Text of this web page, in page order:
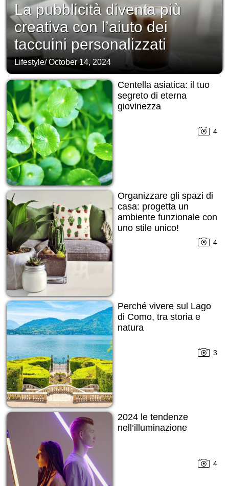
La pubblicità diventa più
creativa con l’aiuto dei
taccuini personalizzati
Lifestyle/October 14, 2024
Centella asiatica: il tuo
segreto di eterna
giovinezza
4
Organizzare gli spazi di
casa: progetta un
ambiente funzionale con
uno stile unico!
4
Perché vivere sul Lago
di Como, tra storia e
natura
3
2024 le tendenze
nell’illuminazione
4